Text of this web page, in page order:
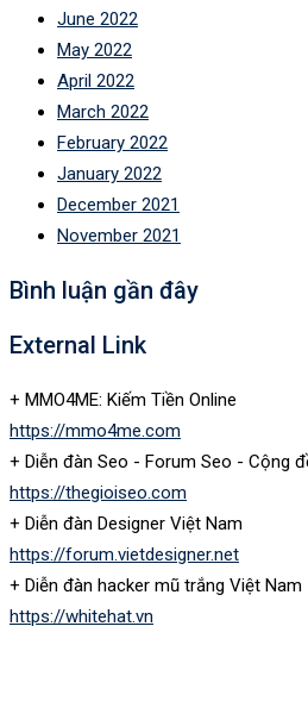
June 2022
May 2022
April 2022
March 2022
February 2022
January 2022
December 2021
November 2021
Bình luận gần đây
External Link
+ MMO4ME: Kiếm Tiền Online
https://mmo4me.com
+ Diễn đàn Seo - Forum Seo - Cộng
https://thegioiseo.com
+ Diễn đàn Designer Việt Nam
https://forum.vietdesigner.net
+ Diễn đàn hacker mũ trắng Việt Nam
https://whitehat.vn